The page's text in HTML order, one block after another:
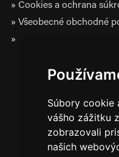
Súbory cookie
vášho zážitku
zobrazovali
našich
Cookies a ochrana
Všeobecné obchodné